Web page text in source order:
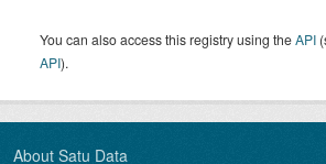
You can also access this registry using theAPI
API).
About Satu Data